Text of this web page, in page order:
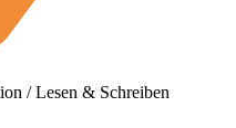
/ Lesen & Schreiben